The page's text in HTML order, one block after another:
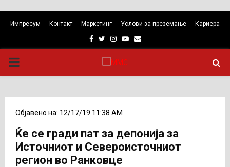
Импресум Контакт Маркетинг Услови за преземање Кариера
Facebook
TwitterInstagram
Youtube
Email
PRIMARY
Објавено на: 12/17/19 11:38 AM
Ќе се гради пат за депонија за
Источниот и Североисточниот
регион во Ранковце